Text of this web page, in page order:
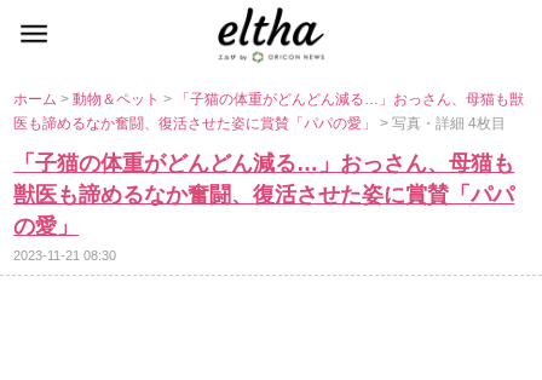
ホーム>動物＆ペット>
「子猫の体重がどんどん減る…」おっさん、母猫も獣
医も諦めるなか奮闘、復活させた姿に賞賛「パパの愛」> 写真・詳細 4枚目
「子猫の体重がどんどん減る…」おっさん、母猫も
獣医も諦めるなか奮闘、復活させた姿に賞賛「パパ
の愛」
2023-11-21 08:30